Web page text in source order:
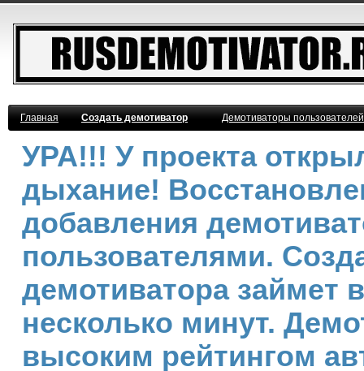
Главная Создать демотиватор Демотиваторы
УРА!!! У проекта
дыхание!
добавления
пользователями.
демотиватора займет
несколько минут.
высоким рейтингом